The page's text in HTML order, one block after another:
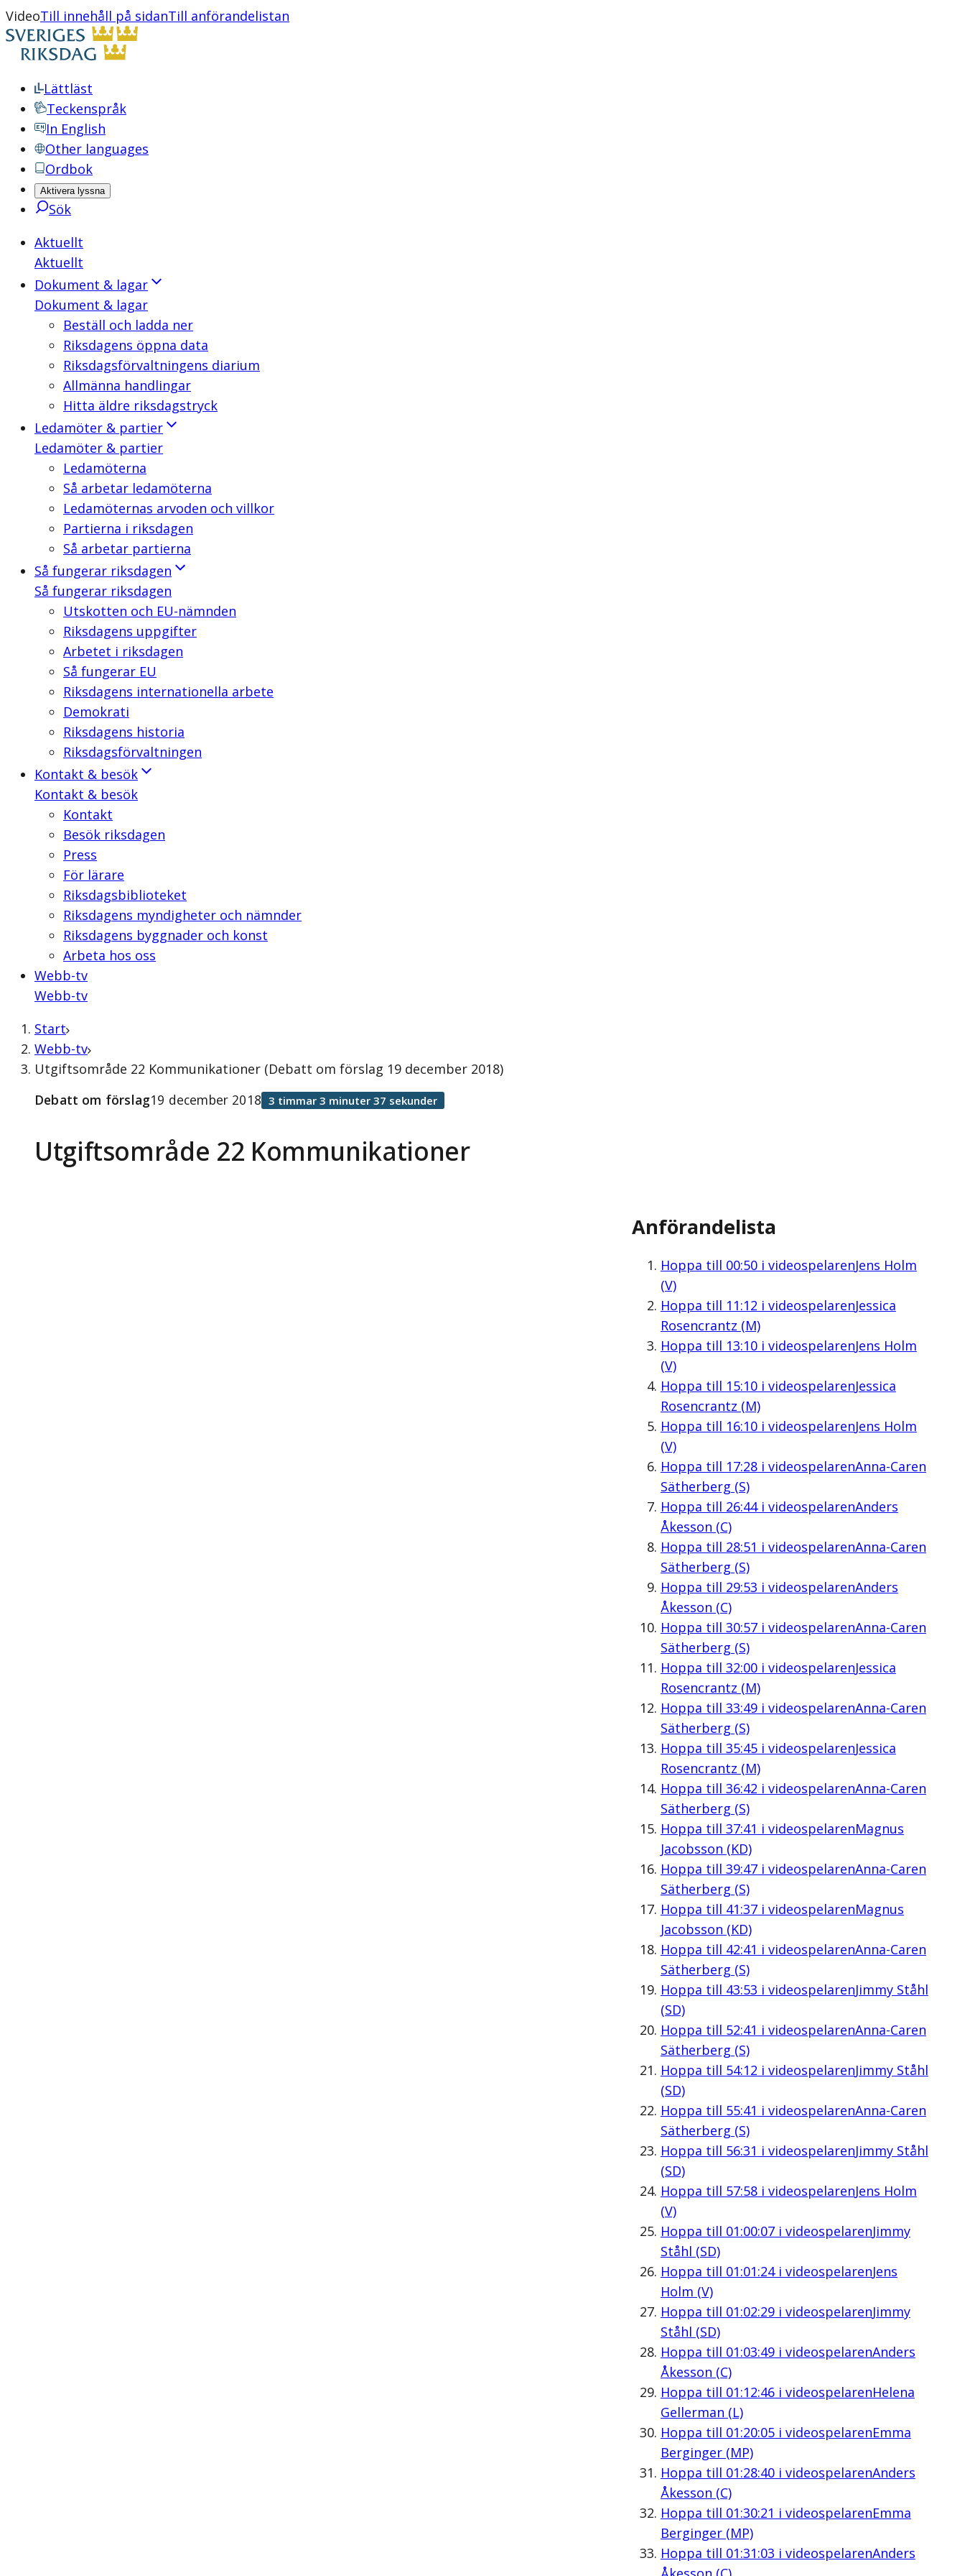
VideoTill innehåll på sidanTill anförandelistan
Lättläst
Teckenspråk
In English
Other languages
Ordbok
Aktivera lyssna
Sök
Aktuellt
Aktuellt
Dokument & lagar
Dokument & lagar
Beställ och ladda ner
Riksdagens öppna data
Riksdagsförvaltningens diarium
Allmänna handlingar
Hitta äldre riksdagstryck
Ledamöter & partier
Ledamöter & partier
Ledamöterna
Så arbetar ledamöterna
Ledamöternas arvoden och villkor
Partierna i riksdagen
Så arbetar partierna
Så fungerar riksdagen
Så fungerar riksdagen
Utskotten och EU-nämnden
Riksdagens uppgifter
Arbetet i riksdagen
Så fungerar EU
Riksdagens internationella arbete
Demokrati
Riksdagens historia
Riksdagsförvaltningen
Kontakt & besök
Kontakt & besök
Kontakt
Besök riksdagen
Press
För lärare
Riksdagsbiblioteket
Riksdagens myndigheter och nämnder
Riksdagens byggnader och konst
Arbeta hos oss
Webb-tv
Webb-tv
Start
Webb-tv
Utgiftsområde 22 Kommunikationer (Debatt om förslag 19 december 2018)
Utgiftsområde 22 Kommunikationer
Debatt om förslag19 december 2018 3 timmar 3 minuter 37 sekunder
Anförandelista
Hoppa till 00:50i videospelarenJens Holm
(V)
Hoppa till 11:12 i videospelarenJessica
Rosencrantz (M)
Hoppa till 13:10i videospelarenJens Holm
(V)
Hoppa till 15:10i videospelarenJessica
Rosencrantz (M)
Hoppa till 16:10i videospelarenJens Holm
(V)
Hoppa till 17:28i videospelarenAnna-Caren
Sätherberg (S)
Hoppa till 26:44i videospelarenAnders
Åkesson (C)
Hoppa till 28:51 i videospelarenAnna-Caren
Sätherberg (S)
Hoppa till 29:53 i videospelarenAnders
Åkesson (C)
Hoppa till 30:57i videospelarenAnna-Caren
Sätherberg (S)
Hoppa till 32:00i videospelarenJessica
Rosencrantz (M)
Hoppa till 33:49i videospelarenAnna-Caren
Sätherberg (S)
Hoppa till 35:45i videospelarenJessica
Rosencrantz (M)
Hoppa till 36:42 i videospelarenAnna-Caren
Sätherberg (S)
Hoppa till 37:41 i videospelarenMagnus
Jacobsson (KD)
Hoppa till 39:47i videospelarenAnna-Caren
Sätherberg (S)
Hoppa till 41:37i videospelarenMagnus
Jacobsson (KD)
Hoppa till 42:41 i videospelarenAnna-Caren
Sätherberg (S)
Hoppa till 43:53 i videospelarenJimmy Ståhl
(SD)
Hoppa till 52:41 i videospelarenAnna-Caren
Sätherberg (S)
Hoppa till 54:12 i videospelarenJimmy Ståhl
(SD)
Hoppa till 55:41 i videospelarenAnna-Caren
Sätherberg (S)
Hoppa till 56:31 i videospelarenJimmy Ståhl
(SD)
Hoppa till 57:58i videospelarenJens Holm
(V)
Hoppa till 01:00:07i videospelarenJimmy
Ståhl (SD)
Hoppa till 01:01:24i videospelarenJens
Holm (V)
Hoppa till 01:02:29i videospelarenJimmy
Ståhl (SD)
Hoppa till 01:03:49i videospelarenAnders
Åkesson (C)
Hoppa till 01:12:46i videospelarenHelena
Gellerman (L)
Hoppa till 01:20:05i videospelarenEmma
Berginger (MP)
Hoppa till 01:28:40i videospelarenAnders
Åkesson (C)
Hoppa till 01:30:21 i videospelarenEmma
Berginger (MP)
Hoppa till 01:31:03 i videospelarenAnders